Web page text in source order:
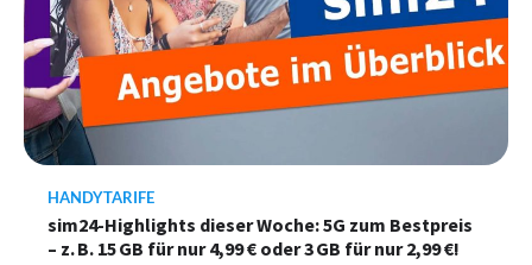
HANDYTARIFE
sim24-Highlights dieser Woche: 5G zum Bestpreis
– z. B. 15 GB für nur 4,99 € oder 3 GB für nur 2,99 €!